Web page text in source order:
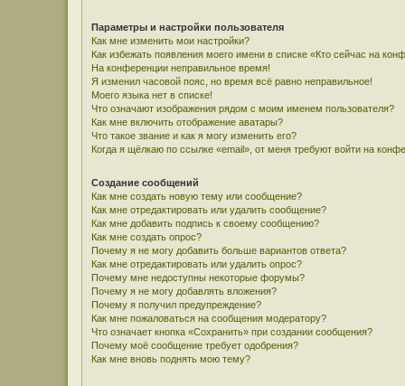
Параметры и настройки пользователя
Как мне изменить мои настройки?
Как избежать появления моего имени в списке «Кто сейчас на
На конференции неправильное время!
Я изменил часовой пояс, но время всё равно неправильное!
Моего языка нет в списке!
Что означают изображения рядом с моим именем пользователя?
Как мне включить отображение аватары?
Что такое звание и как я могу изменить его?
Когда я щёлкаю по ссылке «email», от меня требуют войти на
Создание сообщений
Как мне создать новую тему или сообщение?
Как мне отредактировать или удалить сообщение?
Как мне добавить подпись к своему сообщению?
Как мне создать опрос?
Почему я не могу добавить больше вариантов ответа?
Как мне отредактировать или удалить опрос?
Почему мне недоступны некоторые форумы?
Почему я не могу добавлять вложения?
Почему я получил предупреждение?
Как мне пожаловаться на сообщения модератору?
Что означает кнопка «Сохранить» при создании сообщения?
Почему моё сообщение требует одобрения?
Как мне вновь поднять мою тему?